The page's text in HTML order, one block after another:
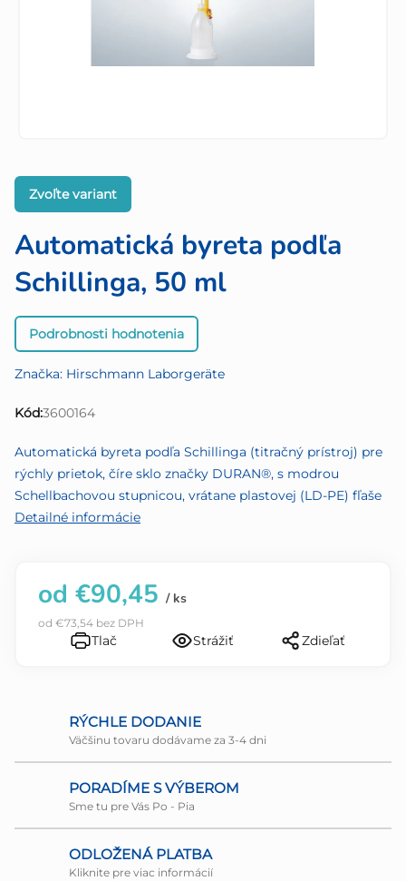
Automatická byreta podľa
Schillinga, 50 ml
Priemerné
hodnotenie
je
0,0
5
hviezdičiek.
Podrobnosti hodnotenia
Značka: Hirschmann Laborgeräte
Kód:3600164
Zvoľte variant
Automatická byreta podľa Schillinga (titračný prístroj) pre
rýchly prietok, číre sklo značky DURAN®, s modrou
Schellbachovou stupnicou, vrátane plastovej (LD-PE) fľaše
Detailné informácie
od €90,45 / ks
od €73,54 bez DPH
Tlač Strážiť Zdieľať
RÝCHLE DODANIE
Väčšinu tovaru dodávame za 3-4 dni
PORADÍME S VÝBEROM
Sme tu pre Vás Po - Pia
ODLOŽENÁ PLATBA
Kliknite pre viac informácií